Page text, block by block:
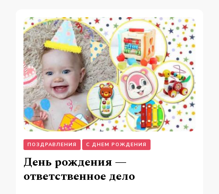
ПОЗДРАВЛЕНИЯ С ДНЕМ РОЖДЕНИЯ
День рождения —
ответственное дело